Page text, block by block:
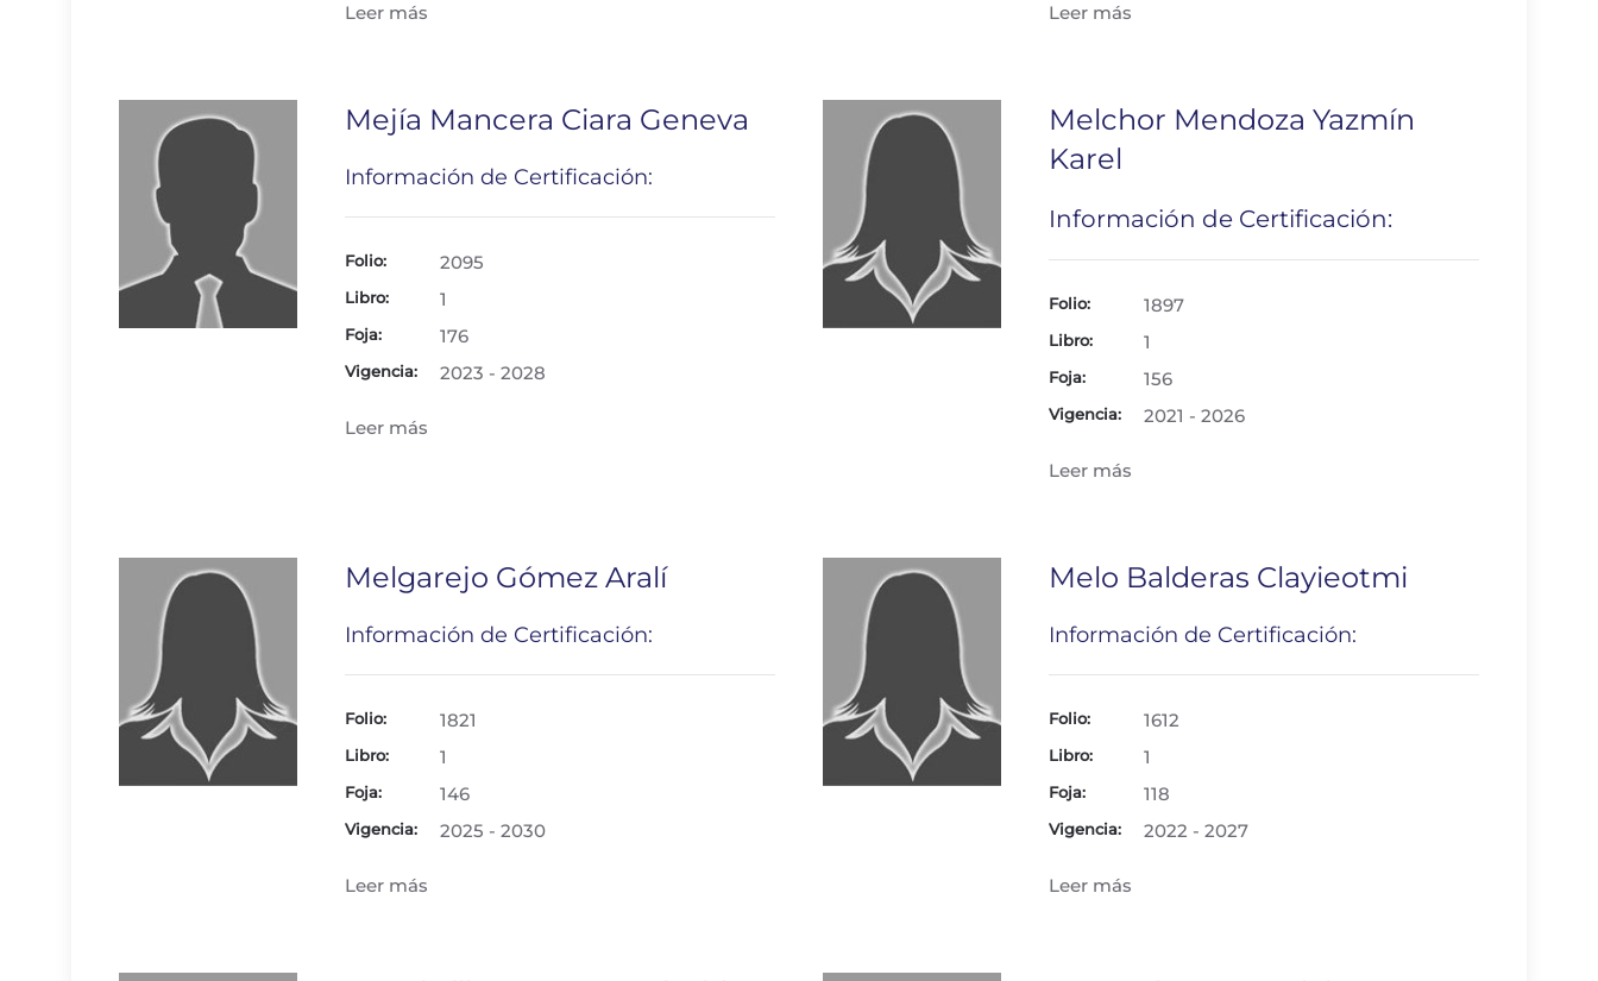
Leer más Leer más
Mejía Mancera Ciara Geneva
Información de Certificación:
Folio: 2095
Libro: 1
Foja: 176
Vigencia: 2023 - 2028
Leer más
Melchor Mendoza Yazmín
Karel
Información de Certificación:
Folio: 1897
Libro: 1
Foja: 156
Vigencia: 2021 - 2026
Leer más
Melgarejo Gómez Aralí
Información de Certificación:
Folio: 1821
Libro: 1
Foja: 146
Vigencia: 2025 - 2030
Leer más
Melo Balderas Clayieotmi
Información de Certificación:
Folio: 1612
Libro: 1
Foja: 118
Vigencia: 2022 - 2027
Leer más